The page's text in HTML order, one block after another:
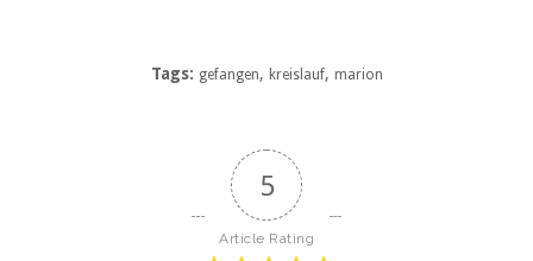
Tags: gefangen, kreislauf, marion
5
Article Rating